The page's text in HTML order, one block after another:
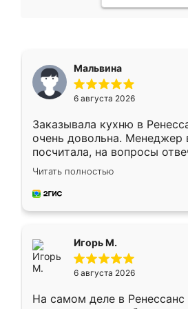
Мальвина
6 августа 2026
Заказывала кухню в
очень довольна. Менеджер
посчитала, на вопросы
Замерщик приехал в
делу со всей
за день, ребята работали
Читать полностью
Игорь М.
6 августа 2026
На самом деле в